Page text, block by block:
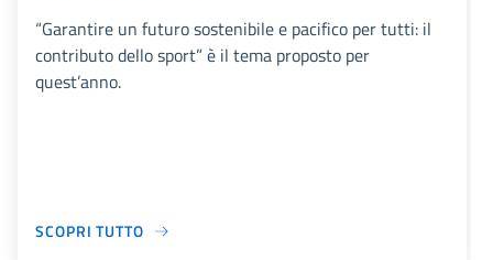
“Garantire un futuro sostenibile e pacifico per tutti: il
contributo dello sport” è il tema proposto per
quest’anno.
SCOPRI TUTTO